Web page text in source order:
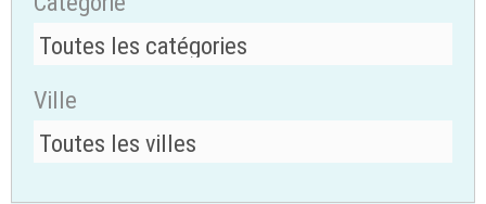
Ville